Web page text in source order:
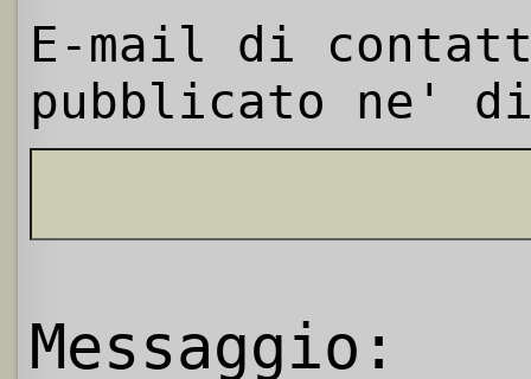
E-mail di
pubblicato ne'
Messaggio: